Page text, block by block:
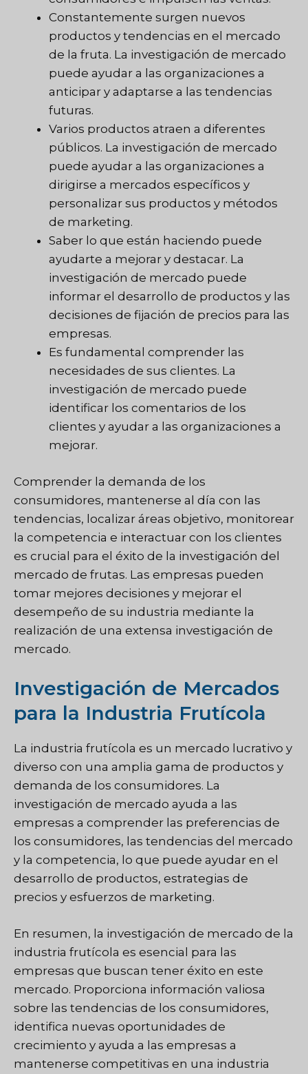
Constantemente surgen nuevos
productos y tendencias en el mercado
de la fruta. La investigación de mercado
puede ayudar a las organizaciones a
anticipar y adaptarse a las tendencias
futuras.
Varios productos atraen a diferentes
públicos. La investigación de mercado
puede ayudar a las organizaciones a
dirigirse a mercados específicos y
personalizar sus productos y métodos
de marketing.
Saber lo que están haciendo puede
ayudarte a mejorar y destacar. La
investigación de mercado puede
informar el desarrollo de productos y las
decisiones de fijación de precios para las
empresas.
Es fundamental comprender las
necesidades de sus clientes. La
investigación de mercado puede
identificar los comentarios de los
clientes y ayudar a las organizaciones a
mejorar.
Comprender la demanda de los
consumidores, mantenerse al día con las
tendencias, localizar áreas objetivo, monitorear
la competencia e interactuar con los clientes
es crucial para el éxito de la investigación del
mercado de frutas. Las empresas pueden
tomar mejores decisiones y mejorar el
desempeño de su industria mediante la
realización de una extensa investigación de
mercado.
Investigación de Mercados
para la Industria Frutícola
La industria frutícola es un mercado lucrativo y
diverso con una amplia gama de productos y
demanda de los consumidores. La
investigación de mercado ayuda a las
empresas a comprender las preferencias de
los consumidores, las tendencias del mercado
y la competencia, lo que puede ayudar en el
desarrollo de productos, estrategias de
precios y esfuerzos de marketing.
En resumen, la investigación de mercado de la
industria frutícola es esencial para las
empresas que buscan tener éxito en este
mercado. Proporciona información valiosa
sobre las tendencias de los consumidores,
identifica nuevas oportunidades de
crecimiento y ayuda a las empresas a
mantenerse competitivas en una industria